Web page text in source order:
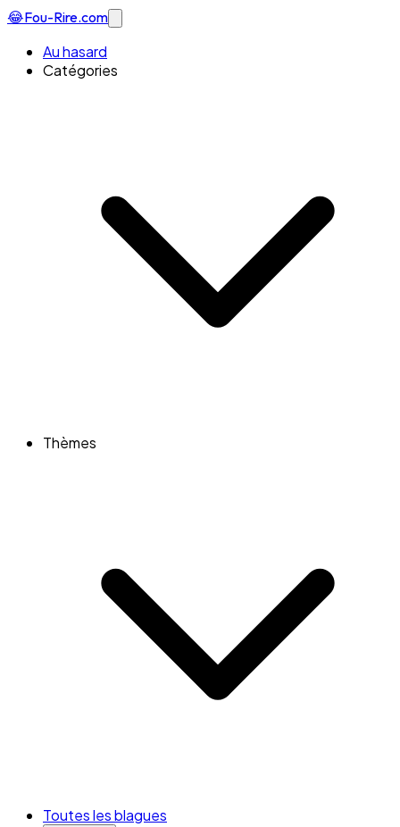
😂Fou-Rire.com
Au hasard
Catégories
Thèmes
Toutes les blagues